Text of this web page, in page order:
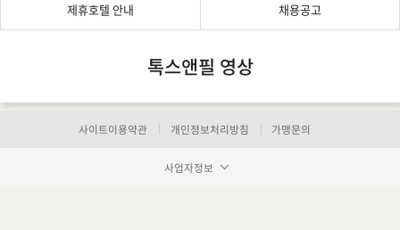
제휴호텔 안내 채용공고
톡스앤필 영상
사이트이용약관 개인정보처리방침 가맹문의
사업자정보